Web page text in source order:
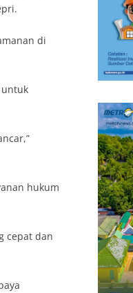
di
untuk
hukum
cepat dan